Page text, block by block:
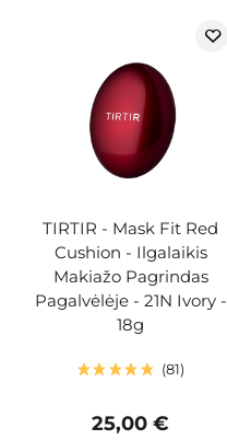
TIRTIR - Mask Fit Red
Cushion - Ilgalaikis
Makiažo Pagrindas
Pagalvėlėje - 21N Ivory -
18g
81
25,00 €